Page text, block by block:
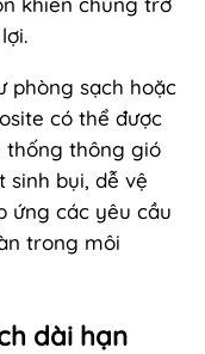
phòng sạch hoặc
có thể được
thống thông gió
sinh bụi, dễ vệ
ứng các yêu cầu
trong môi
dài hạn